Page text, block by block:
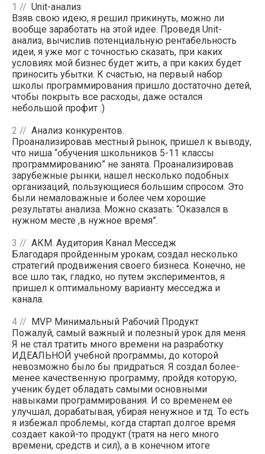
1
Unit-анализ
Взяв свою идею, я решил прикинуть, можно ли
вообще заработать на этой идее. Проведя Unit-
анализ, вычислив потенциальную рентабельность
идеи, я уже мог с точностью сказать, при каких
условиях мой бизнес будет жить, а при каких будет
приносить убытки. К счастью, на первый набор
школы программирования пришло достаточно детей,
чтобы покрыть все расходы, даже остался
небольшой профит :)
2
Анализ конкурентов.
Проанализировав местный рынок, пришел к выводу,
что ниша “обучения школьников 5-11 классы
программированию” не занята. Проанализировав
зарубежные рынки, нашел несколько подобных
организаций, пользующиеся большим спросом. Это
были немаловажные и более чем хорошие
результаты анализа. Можно сказать: “Оказался в
нужном месте ,в нужное время”.
3
АКМ. Аудитория Канал Месседж
Благодаря пройденным урокам, создал несколько
стратегий продвижения своего бизнеса. Конечно, не
все шло так, гладко, но путем экспериментов, я
пришел к оптимальному варианту месседжа и
канала.
4
MVP Минимальный Рабочий Продукт
Пожалуй, самый важный и полезный урок для меня.
Я не стал тратить много времени на разработку
ИДЕАЛЬНОЙ учебной программы, до которой
невозможно было бы придраться. Я создал более-
менее качественную программу, пройдя которую,
ученик будет обладать самыми основными
навыками программирования. И со временем ее
улучшал, дорабатывая, убирая ненужное и тд. То есть
я избежал проблемы, когда стартап долгое время
создает какой-то продукт (тратя на него много
времени, средств и сил), а в конечном итоге